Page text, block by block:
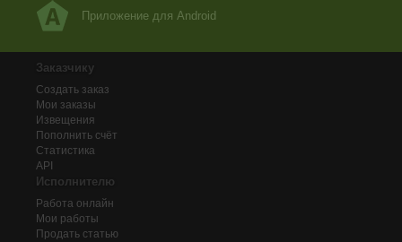
Приложение для Android
Заказчику
Создать заказ
Мои заказы
Извещения
Пополнить счёт
Статистика
API
Исполнителю
Работа онлайн
Мои работы
Продать статью